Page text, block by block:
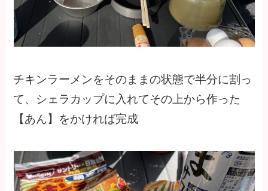
チキンラーメンをそのままの状態で半分に割っ
て、シェラカップに入れてその上から作った
【あん】をかければ完成